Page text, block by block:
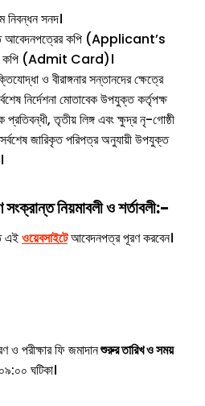
সনদ।
কপি (Applicant’s
কপি (Admit Card)।
ও বীরাঙ্গনার সন্তানদের ক্ষেত্রে
নির্দেশনা মোতাবেক উপযুক্ত কর্তৃপক্ষ
তৃতীয় লিঙ্গ এবং ক্ষুদ্র নৃ-গোষ্ঠী
সর্বশেষ জারিকৃত পরিপত্র অনুযায়ী উপযুক্ত
নিয়মাবলী ও শর্তাবলী:-
এইওয়েবসাইটেআবেদনপত্র পূরণ করবেন।
ফি জমাদানশুরুর তারিখ ও সময়
ঘটিকা।